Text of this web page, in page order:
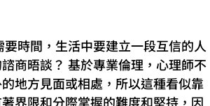
時間，生活中要建立一段互信的人
商晤談？ 基於專業倫理，心理師不
地方見面或相處，所以這種看似靠
界限和分際掌握的難度和堅持，因